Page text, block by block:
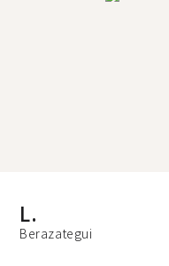
L.
Berazategui